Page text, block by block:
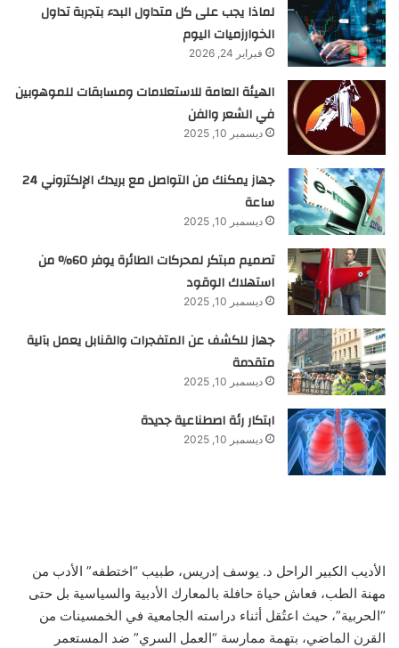
لماذا يجب على كل متداول البدء بتجربة تداول
الخوارزميات اليوم
فبراير 24, 2026
الهيئة العامة للاستعلامات ومسابقات للموهوبين
في الشعر والفن
ديسمبر 10, 2025
جهاز يمكنك من التواصل مع بريدك الإلكتروني 24
ساعة
ديسمبر 10, 2025
تصميم مبتكر لمحركات الطائرة يوفر 60% من
استهلاك الوقود
ديسمبر 10, 2025
جهاز للكشف عن المتفجرات والقنابل يعمل بآلية
متقدمة
ديسمبر 10, 2025
ابتكار رئة اصطناعية جديدة
ديسمبر 10, 2025
الأديب الكبير الراحل د. يوسف إدريس، طبيب “اختطفه” الأدب من
مهنة الطب، فعاش حياة حافلة بالمعارك الأدبية والسياسية بل حتى
“الحربية”، حيث اعتُقل أثناء دراسته الجامعية في الخمسينات من
القرن الماضي، بتهمة ممارسة “العمل السري” ضد المستعمر